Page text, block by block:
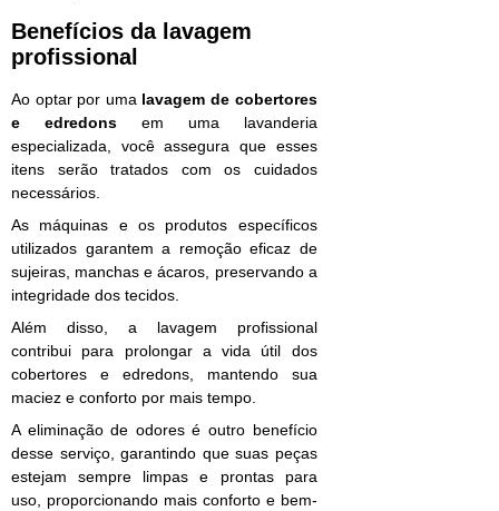
Benefícios da lavagem
profissional
Ao optar por uma lavagem de cobertores
e edredonsem uma lavanderia
especializada, você assegura que esses
itens serão tratados com os cuidados
necessários.
As máquinas e os produtos específicos
utilizados garantem a remoção eficaz de
sujeiras, manchas e ácaros, preservando a
integridade dos tecidos.
Além disso, a lavagem profissional
contribui para prolongar a vida útil dos
cobertores e edredons, mantendo sua
maciez e conforto por mais tempo.
A eliminação de odores é outro benefício
desse serviço, garantindo que suas peças
estejam sempre limpas e prontas para
uso, proporcionando mais conforto e bem-